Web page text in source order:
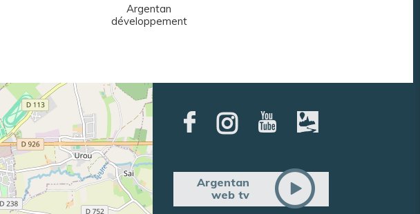
Argentan
développement
Argentan
web tv